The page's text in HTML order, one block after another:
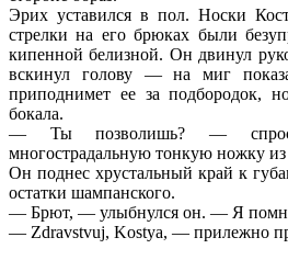
Эрих уставился в пол. Носки
стрелки на его брюках были
кипенной белизной. Он двинул
вскинул голову — на миг
приподнимет ее за подбородок,
бокала.
— Ты позволишь? —
многострадальную тонкую ножку
Он поднес хрустальный край к
остатки шампанского.
— Брют, — улыбнулся он. — Я
— Zdravstvuj, Kostya, — прилежно